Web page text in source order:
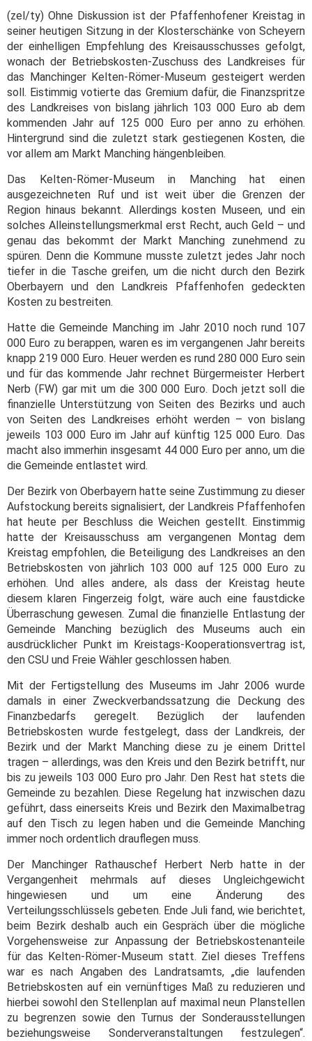
(zel/ty) Ohne Diskussion ist der Pfaffenhofener Kreistag in
seiner heutigen Sitzung in der Klosterschänke von Scheyern
der einhelligen Empfehlung des Kreisausschusses gefolgt,
wonach der Betriebskosten-Zuschuss des Landkreises für
das Manchinger Kelten-Römer-Museum gesteigert werden
soll. Eistimmig votierte das Gremium dafür, die Finanzspritze
des Landkreises von bislang jährlich 103 000 Euro ab dem
kommenden Jahr auf 125 000 Euro per anno zu erhöhen.
Hintergrund sind die zuletzt stark gestiegenen Kosten, die
vor allem am Markt Manching hängenbleiben.
Das Kelten-Römer-Museum in Manching hat einen
ausgezeichneten Ruf und ist weit über die Grenzen der
Region hinaus bekannt. Allerdings kosten Museen, und ein
solches Alleinstellungsmerkmal erst Recht, auch Geld – und
genau das bekommt der Markt Manching zunehmend zu
spüren. Denn die Kommune musste zuletzt jedes Jahr noch
tiefer in die Tasche greifen, um die nicht durch den Bezirk
Oberbayern und den Landkreis Pfaffenhofen gedeckten
Kosten zu bestreiten.
Hatte die Gemeinde Manching im Jahr 2010 noch rund 107
000 Euro zu berappen, waren es im vergangenen Jahr bereits
knapp 219 000 Euro. Heuer werden es rund 280 000 Euro sein
und für das kommende Jahr rechnet Bürgermeister Herbert
Nerb (FW) gar mit um die 300 000 Euro. Doch jetzt soll die
finanzielle Unterstützung von Seiten des Bezirks und auch
von Seiten des Landkreises erhöht werden – von bislang
jeweils 103 000 Euro im Jahr auf künftig 125 000 Euro. Das
macht also immerhin insgesamt 44 000 Euro per anno, um die
die Gemeinde entlastet wird.
Der Bezirk von Oberbayern hatte seine Zustimmung zu dieser
Aufstockung bereits signalisiert, der Landkreis Pfaffenhofen
hat heute per Beschluss die Weichen gestellt. Einstimmig
hatte der Kreisausschuss am vergangenen Montag dem
Kreistag empfohlen, die Beteiligung des Landkreises an den
Betriebskosten von jährlich 103 000 auf 125 000 Euro zu
erhöhen. Und alles andere, als dass der Kreistag heute
diesem klaren Fingerzeig folgt, wäre auch eine faustdicke
Überraschung gewesen. Zumal die finanzielle Entlastung der
Gemeinde Manching bezüglich des Museums auch ein
ausdrücklicher Punkt im Kreistags-Kooperationsvertrag ist,
den CSU und Freie Wähler geschlossen haben.
Mit der Fertigstellung des Museums im Jahr 2006 wurde
damals in einer Zweckverbandssatzung die Deckung des
Finanzbedarfs geregelt. Bezüglich der laufenden
Betriebskosten wurde festgelegt, dass der Landkreis, der
Bezirk und der Markt Manching diese zu je einem Drittel
tragen – allerdings, was den Kreis und den Bezirk betrifft, nur
bis zu jeweils 103 000 Euro pro Jahr. Den Rest hat stets die
Gemeinde zu bezahlen. Diese Regelung hat inzwischen dazu
geführt, dass einerseits Kreis und Bezirk den Maximalbetrag
auf den Tisch zu legen haben und die Gemeinde Manching
immer noch ordentlich drauflegen muss.
Der Manchinger Rathauschef Herbert Nerb hatte in der
Vergangenheit mehrmals auf dieses Ungleichgewicht
hingewiesen und um eine Änderung des
Verteilungsschlüssels gebeten. Ende Juli fand, wie berichtet,
beim Bezirk deshalb auch ein Gespräch über die mögliche
Vorgehensweise zur Anpassung der Betriebskostenanteile
für das Kelten-Römer-Museum statt. Ziel dieses Treffens
war es nach Angaben des Landratsamts, „die laufenden
Betriebskosten auf ein vernünftiges Maß zu reduzieren und
hierbei sowohl den Stellenplan auf maximal neun Planstellen
zu begrenzen sowie den Turnus der Sonderausstellungen
beziehungsweise Sonderveranstaltungen festzulegen“.